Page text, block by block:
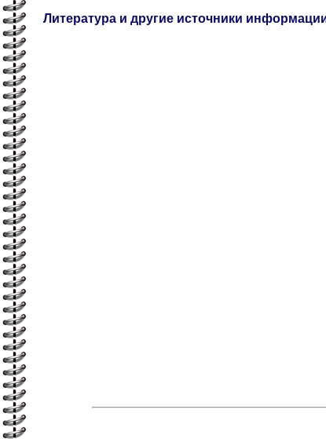
Литература и другие источники